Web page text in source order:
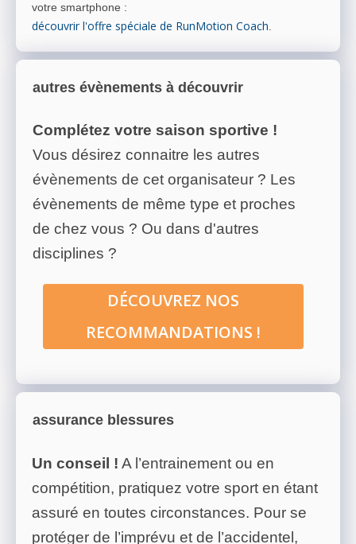
votre smartphone :
découvrir l'offre spéciale de RunMotion Coach.
autres évènements à découvrir
Complétez votre saison sportive !
Vous désirez connaitre les autres
évènements de cet organisateur ? Les
évènements de même type et proches
de chez vous ? Ou dans d'autres
disciplines ?
DÉCOUVREZ NOS
RECOMMANDATIONS !
assurance blessures
Un conseil ! A l’entrainement ou en
compétition, pratiquez votre sport en étant
assuré en toutes circonstances. Pour se
protéger de l’imprévu et de l’accidentel,